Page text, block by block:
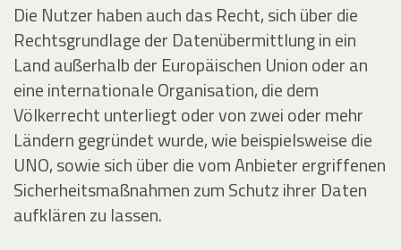
Die Nutzer haben auch das Recht, sich über die
Rechtsgrundlage der Datenübermittlung in ein
Land außerhalb der Europäischen Union oder an
eine internationale Organisation, die dem
Völkerrecht unterliegt oder von zwei oder mehr
Ländern gegründet wurde, wie beispielsweise die
UNO, sowie sich über die vom Anbieter ergriffenen
Sicherheitsmaßnahmen zum Schutz ihrer Daten
aufklären zu lassen.